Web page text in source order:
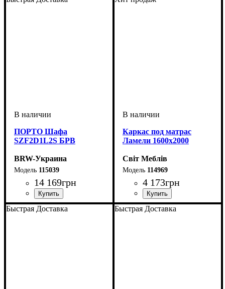
ПОРТО Шафа
SZF2D1L2S БРВ
BRW-Украина
115039
14 169грн
ширина, мм: 1285
высота, мм: 1995
глубина, мм: 555
Каркас под матрас
Ламели 1600х2000
Світ Меблів
114969
4 173грн
Быстрая Доставка Быстрая Доставка